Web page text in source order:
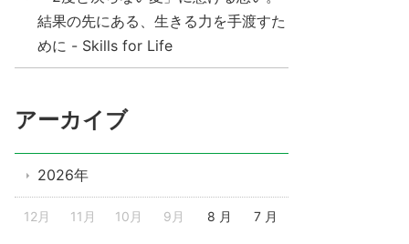
結果の先にある、生きる力を手渡すた
めに - Skills for Life
アーカイブ
2026年
12月 11月 10月 9月 8 月 7 月